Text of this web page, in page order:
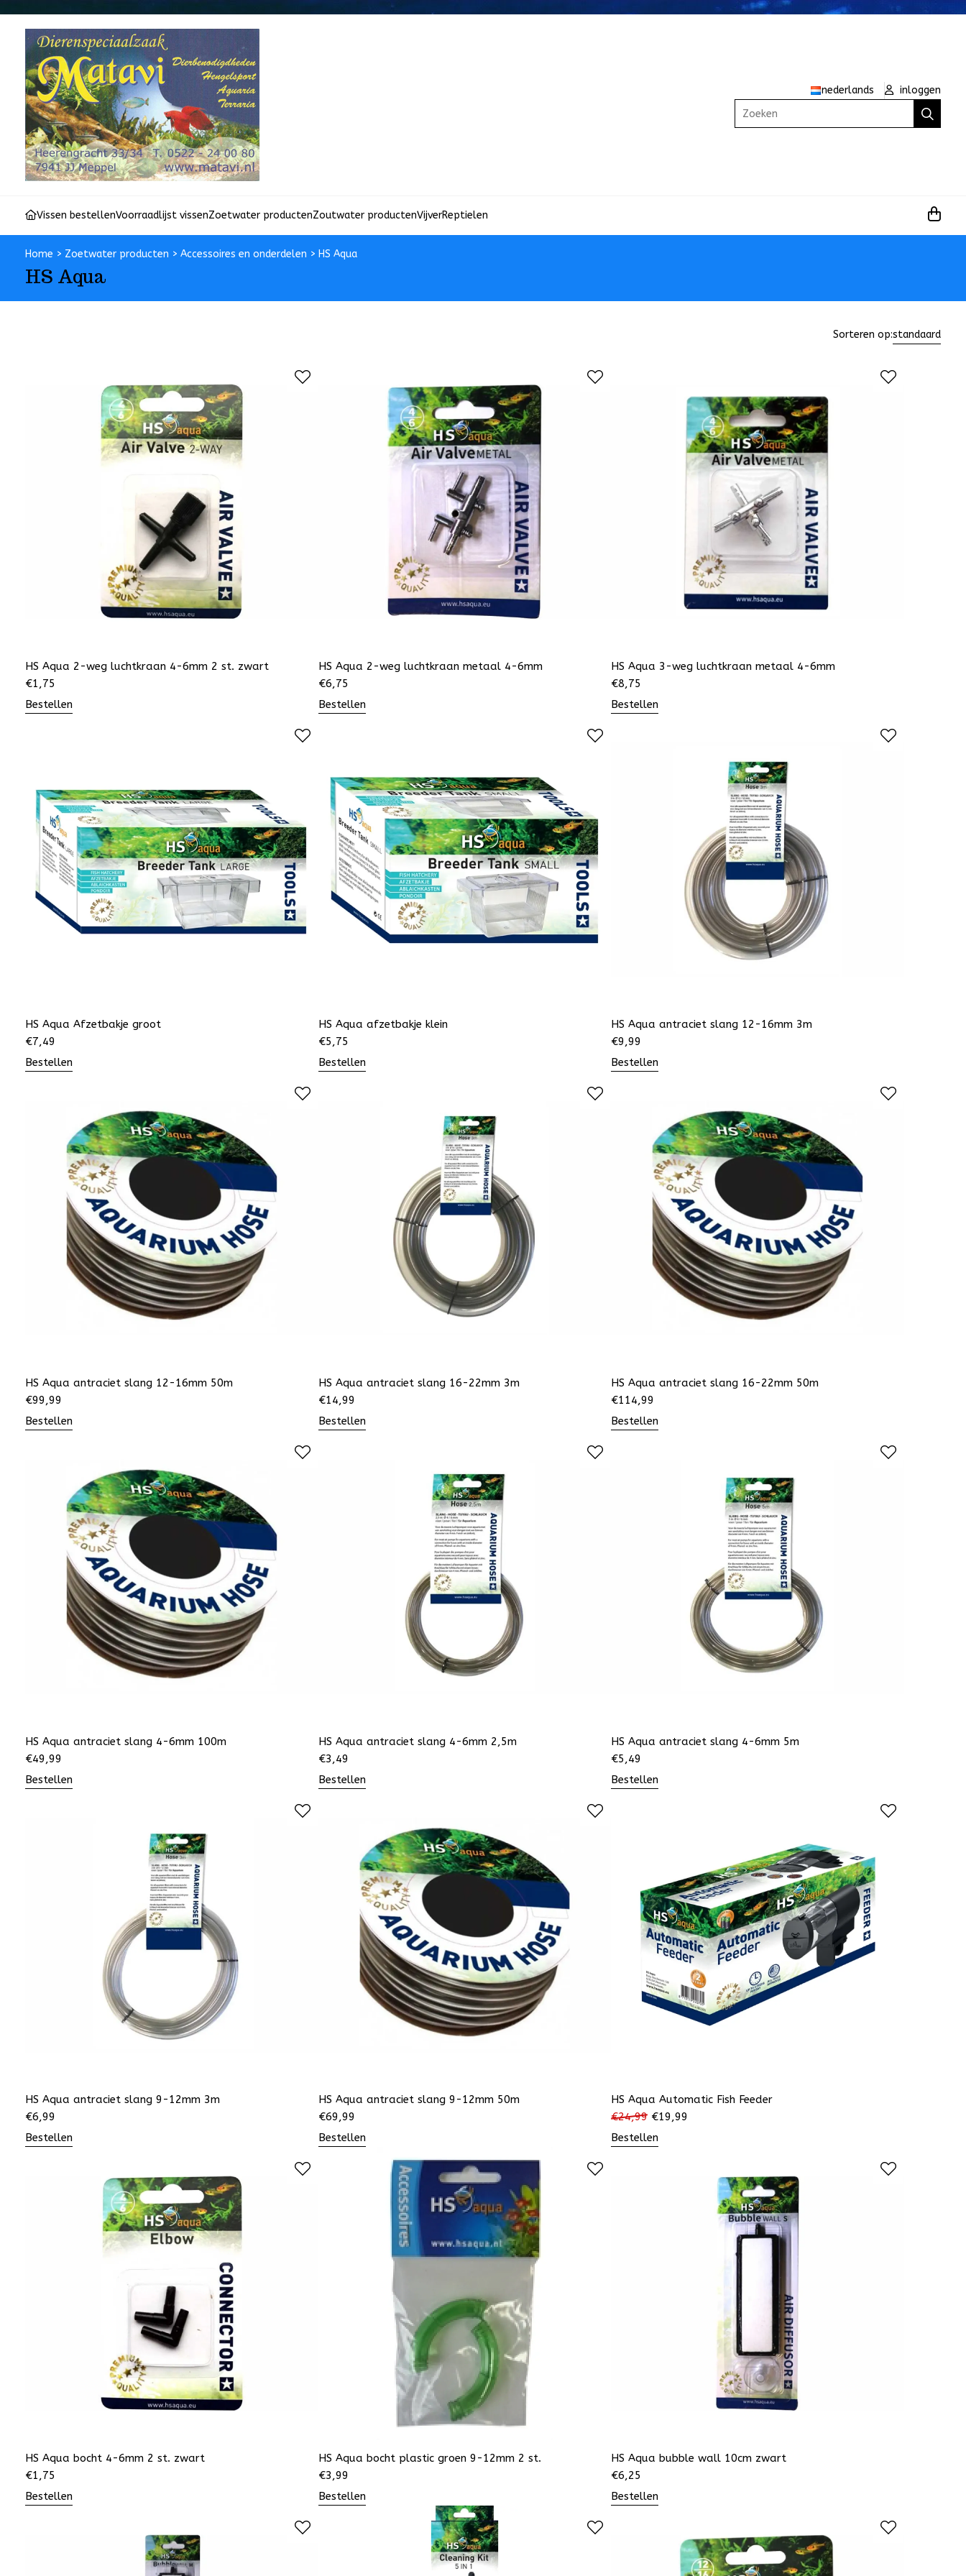
nederlands
inloggen
Zoeken
Vissen bestellenVoorraadlijst vissenZoetwater productenZoutwater productenVijverReptielen
Home > Zoetwater producten > Accessoires en onderdelen > HS Aqua
HS Aqua
Sorteren op:standaard
HS Aqua 2-weg luchtkraan 4-6mm 2 st. zwart
€1,75
Bestellen
HS Aqua 2-weg luchtkraan metaal 4-6mm
€6,75
Bestellen
HS Aqua 3-weg luchtkraan metaal 4-6mm
€8,75
Bestellen
HS Aqua Afzetbakje groot
€7,49
Bestellen
HS Aqua afzetbakje klein
€5,75
Bestellen
HS Aqua antraciet slang 12-16mm 3m
€9,99
Bestellen
HS Aqua antraciet slang 12-16mm 50m
€99,99
Bestellen
HS Aqua antraciet slang 16-22mm 3m
€14,99
Bestellen
HS Aqua antraciet slang 16-22mm 50m
€114,99
Bestellen
HS Aqua antraciet slang 4-6mm 100m
€49,99
Bestellen
HS Aqua antraciet slang 4-6mm 2,5m
€3,49
Bestellen
HS Aqua antraciet slang 4-6mm 5m
€5,49
Bestellen
HS Aqua antraciet slang 9-12mm 3m
€6,99
Bestellen
HS Aqua antraciet slang 9-12mm 50m
€69,99
Bestellen
HS Aqua Automatic Fish Feeder
€24,99 €19,99
Bestellen
HS Aqua bocht 4-6mm 2 st. zwart
€1,75
Bestellen
HS Aqua bocht plastic groen 9-12mm 2 st.
€3,99
Bestellen
HS Aqua bubble wall 10cm zwart
€6,25
Bestellen